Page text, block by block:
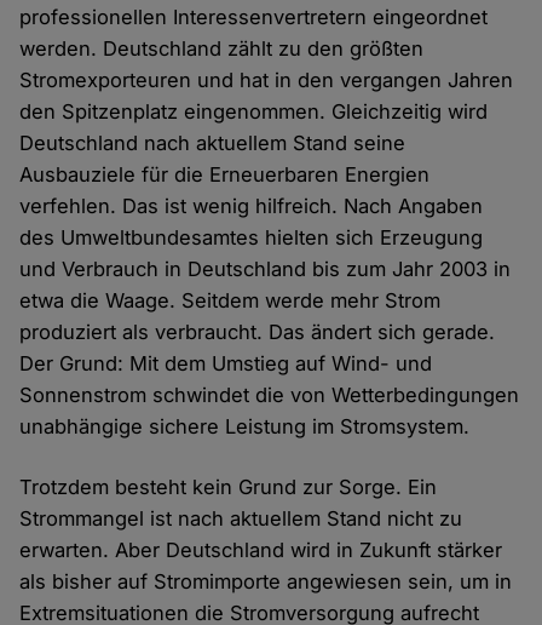
professionellen Interessenvertretern eingeordnet
werden. Deutschland zählt zu den größten
Stromexporteuren und hat in den vergangen Jahren
den Spitzenplatz eingenommen. Gleichzeitig wird
Deutschland nach aktuellem Stand seine
Ausbauziele für die Erneuerbaren Energien
verfehlen. Das ist wenig hilfreich. Nach Angaben
des Umweltbundesamtes hielten sich Erzeugung
und Verbrauch in Deutschland bis zum Jahr 2003 in
etwa die Waage. Seitdem werde mehr Strom
produziert als verbraucht. Das ändert sich gerade.
Der Grund: Mit dem Umstieg auf Wind- und
Sonnenstrom schwindet die von Wetterbedingungen
unabhängige sichere Leistung im Stromsystem.
Trotzdem besteht kein Grund zur Sorge. Ein
Strommangel ist nach aktuellem Stand nicht zu
erwarten. Aber Deutschland wird in Zukunft stärker
als bisher auf Stromimporte angewiesen sein, um in
Extremsituationen die Stromversorgung aufrecht